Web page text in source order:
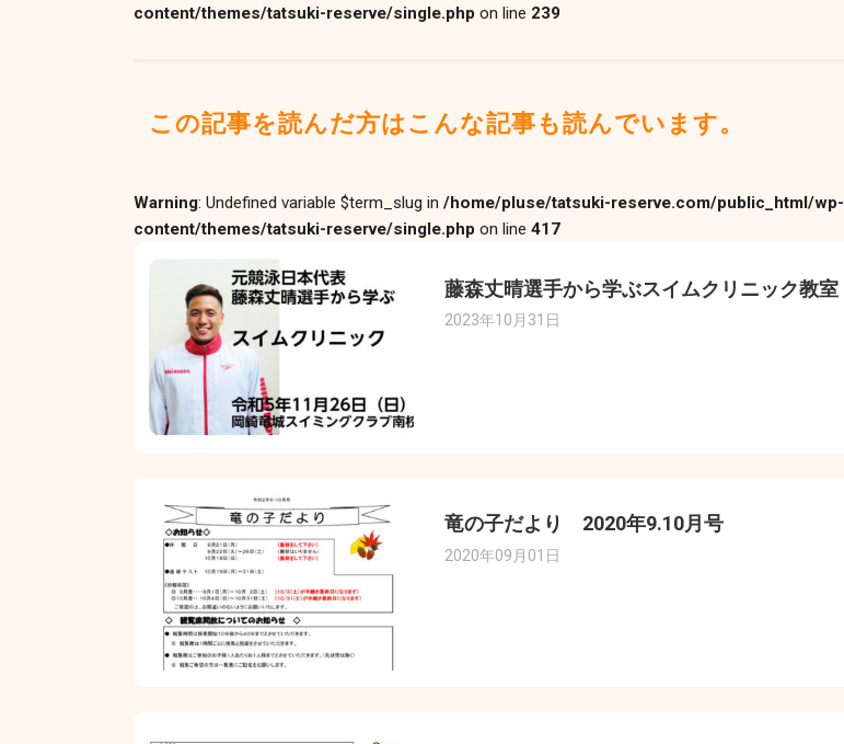
content/themes/tatsuki-reserve/single.php on line 239
この記事を読んだ方はこんな記事も読んでいます。
Warning: Undefined variable $term_slug in /home/pluse/tatsuki-reserve.com/public_html/wp-
content/themes/tatsuki-reserve/single.php on line 417
藤森丈晴選手から学ぶスイムクリニック教室
2023年10月31日
竜の子だより 2020年9.10月号
2020年09月01日